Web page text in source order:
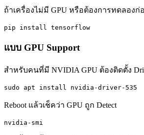
ถ้าเครื่องไม่มี GPU หรือต้องการทดลองก่
pip install tensorflow
แบบ GPU Support
สำหรับคนที่มี NVIDIA GPU ต้องติดตั้ง
sudo apt install nvidia-driver-535
Reboot แล้วเช็คว่า GPU ถูก Detect
nvidia-smi